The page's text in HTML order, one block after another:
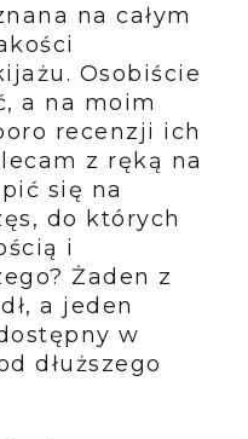
na całym
Osobiście
a na moim
recenzji ich
z ręką na
się na
do których
i
Żaden z
a jeden
w
dłuższego